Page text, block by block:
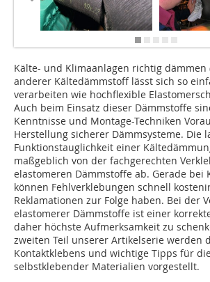
Kälte- und Klimaanlagen richtig dämmen
anderer Kältedämmstoff lässt sich so
verarbeiten wie hochflexible
Auch beim Einsatz dieser Dämmstoffe
Kenntnisse und Montage-Techniken
Herstellung sicherer Dämmsysteme. Die
Funktionstauglichkeit einer
maßgeblich von der fachgerechten
elastomeren Dämmstoffe ab. Gerade bei
können Fehlverklebungen schnell
Reklamationen zur Folge haben. Bei der
elastomerer Dämmstoffe ist einer
daher höchste Aufmerksamkeit zu
zweiten Teil unserer Artikelserie werden
Kontaktklebens und wichtige Tipps für
selbstklebender Materialien vorgestellt.